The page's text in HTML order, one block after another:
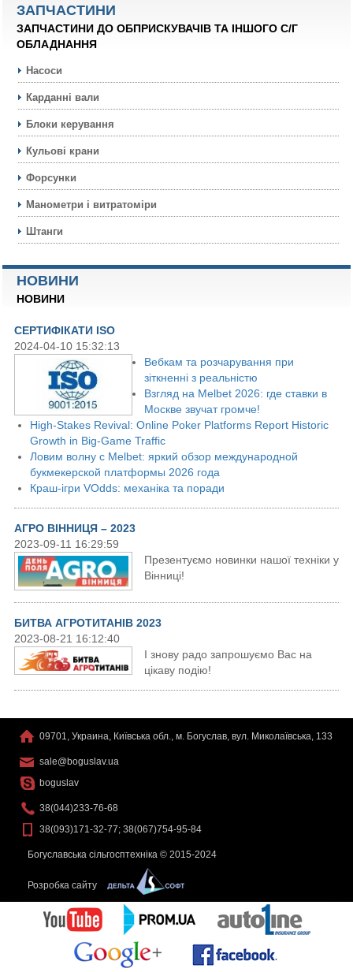
ЗАПЧАСТИНИ
ЗАПЧАСТИНИ ДО ОБПРИСКУВАЧІВ ТА ІНШОГО С/Г
ОБЛАДНАННЯ
Насоси
Карданні вали
Блоки керування
Кульовi крани
Форсунки
Манометри і витратоміри
Штанги
НОВИНИ
НОВИНИ
СЕРТИФІКАТИ ISO
2024-04-10 15:32:13
Вебкам та розчарування при
зіткненні з реальністю
Взгляд на Melbet 2026: где ставки в
Москве звучат громче!
High-Stakes Revival: Online Poker Platforms Report Historic
Growth in Big-Game Traffic
Ловим волну с Melbet: яркий обзор международной
букмекерской платформы 2026 года
Краш-ігри VOdds: механіка та поради
АГРО ВІННИЦЯ – 2023
2023-09-11 16:29:59
Презентуємо новинки нашої техніки у
Вінниці!
БИТВА АГРОТИТАНІВ 2023
2023-08-21 16:12:40
І знову радо запрошуємо Вас на
цікаву подію!
09701, Украина, Київська обл., м. Богуслав, вул. Миколаївська, 133
sale@boguslav.ua
boguslav
38(044)233-76-68
38(093)171-32-77; 38(067)754-95-84
Богуславська сільгосптехніка © 2015-2024
Розробка сайту